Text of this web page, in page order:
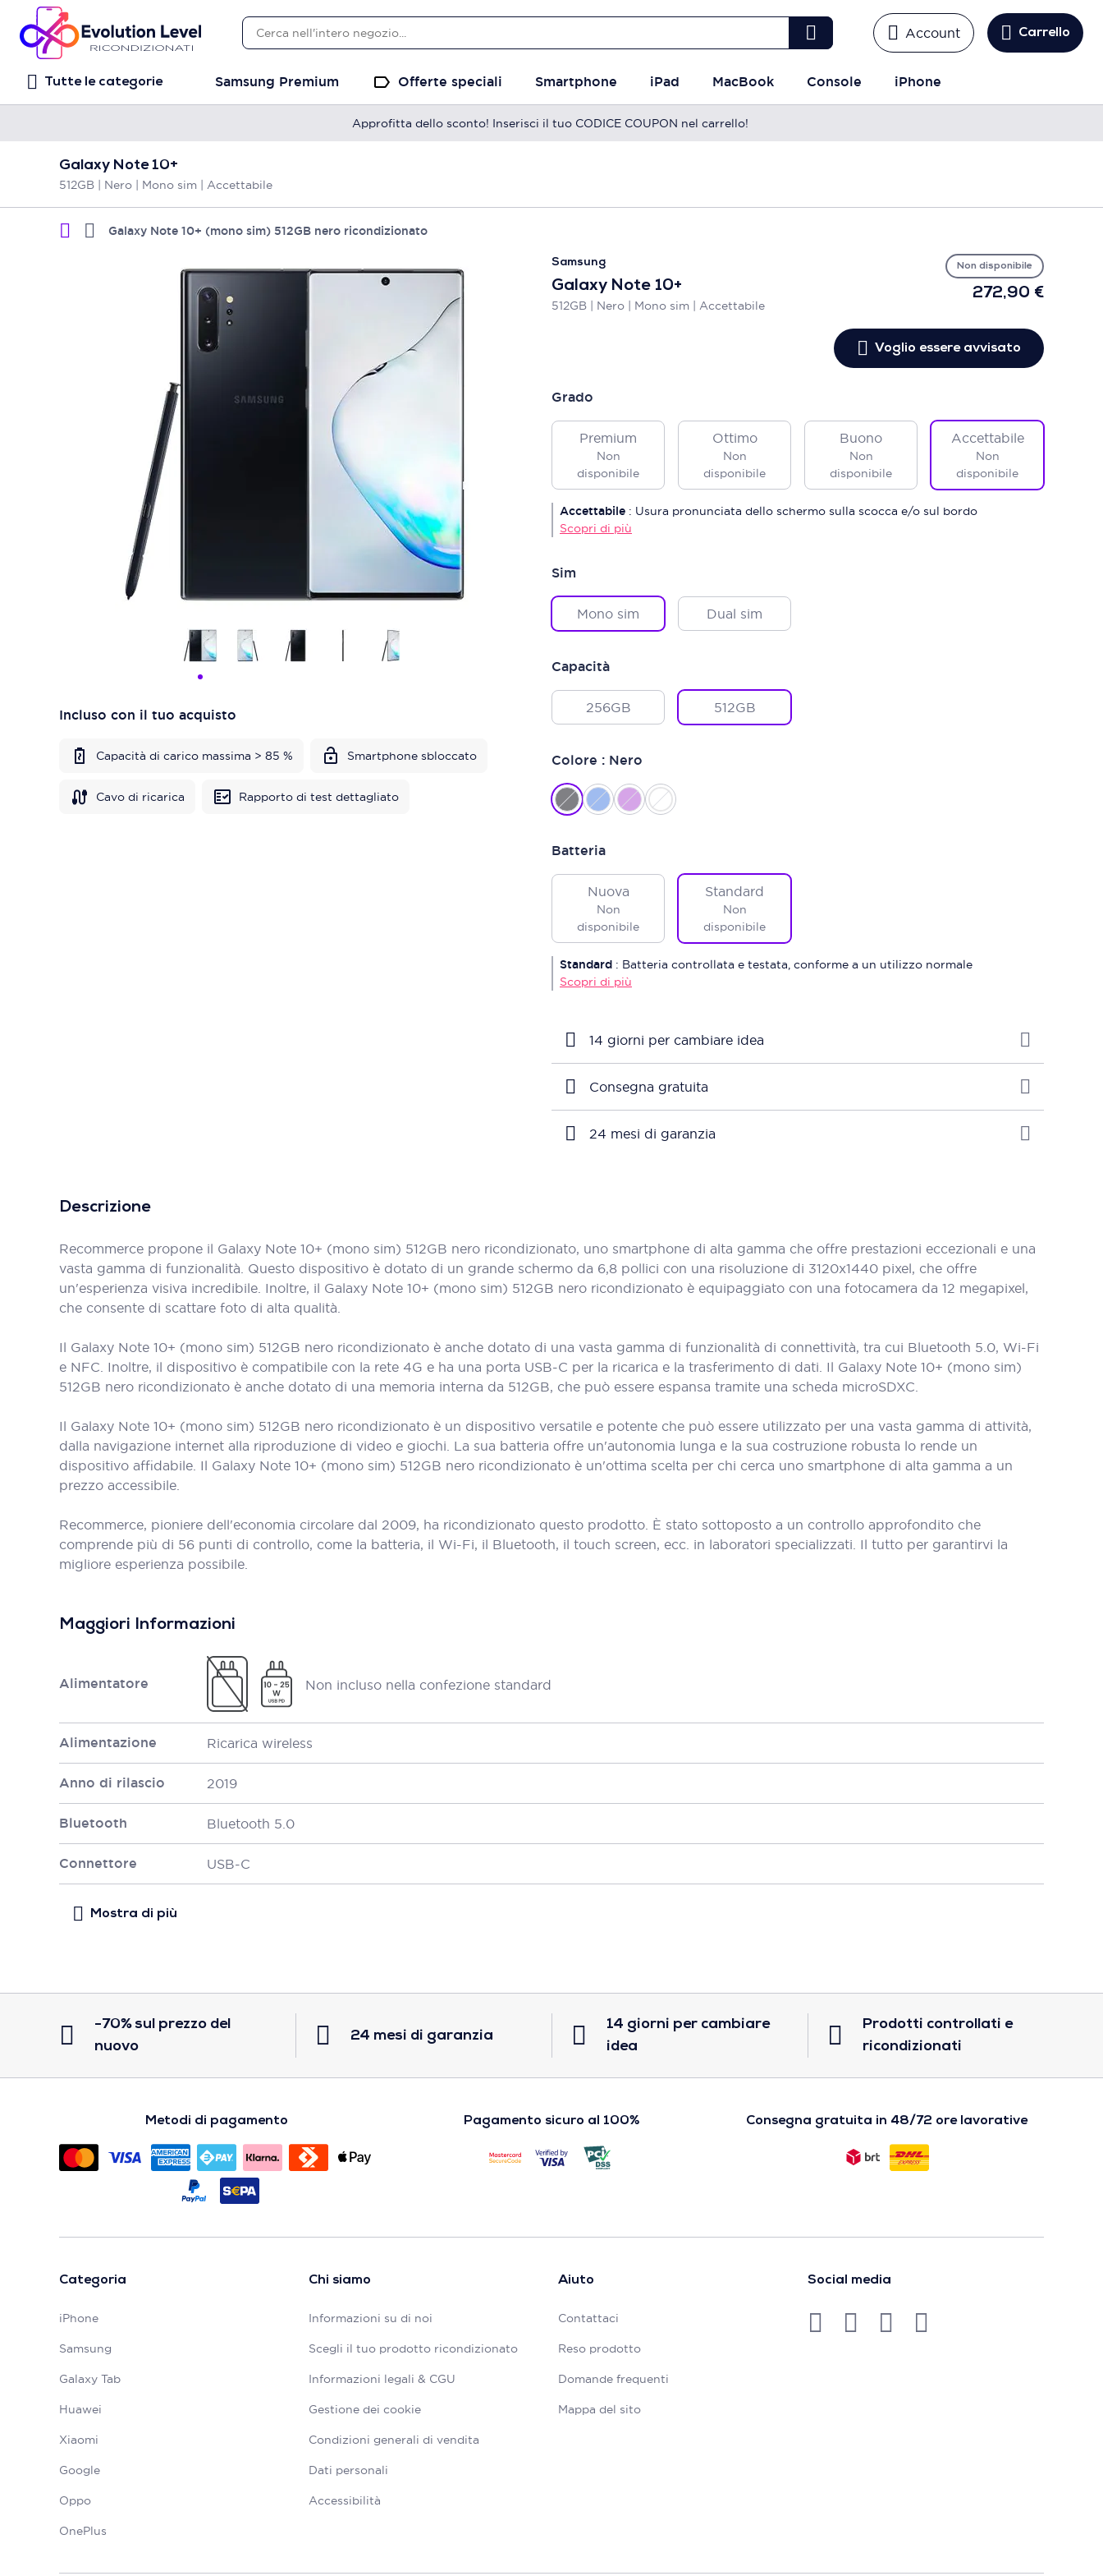
Account Carrello
Tutte le categorie Samsung Premium Offerte speciali Smartphone iPad MacBook Console iPhone
Approfitta dello sconto! Inserisci il tuo CODICE COUPON nel carrello!
Galaxy Note 10+
512GB | Nero | Mono sim | Accettabile
Galaxy Note 10+ (mono sim) 512GB nero ricondizionato
Samsung
Galaxy Note 10+
512GB | Nero | Mono sim | Accettabile
Non disponibile
Incluso con il tuo acquisto
Capacità di carico massima > 85 % Smartphone sbloccato
Cavo di ricarica Rapporto di test dettagliato
272,90 €
Voglio essere avvisato
Grado
Premium
Non
disponibile
Ottimo
Non
disponibile
Buono
Non
disponibile
Accettabile
Non
disponibile
Accettabile : Usura pronunciata dello schermo sulla scocca e/o sul bordo
Scopri di più
Sim
Mono sim Dual sim
Capacità
256GB 512GB
Colore : Nero
Batteria
Nuova
Non
disponibile
Standard
Non
disponibile
Standard : Batteria controllata e testata, conforme a un utilizzo normale
Scopri di più
14 giorni per cambiare idea
Consegna gratuita
24 mesi di garanzia
Descrizione
Recommerce propone il Galaxy Note 10+ (mono sim) 512GB nero ricondizionato, uno smartphone di alta gamma che offre prestazioni eccezionali e una
vasta gamma di funzionalità. Questo dispositivo è dotato di un grande schermo da 6,8 pollici con una risoluzione di 3120x1440 pixel, che offre
un'esperienza visiva incredibile. Inoltre, il Galaxy Note 10+ (mono sim) 512GB nero ricondizionato è equipaggiato con una fotocamera da 12 megapixel,
che consente di scattare foto di alta qualità.
Il Galaxy Note 10+ (mono sim) 512GB nero ricondizionato è anche dotato di una vasta gamma di funzionalità di connettività, tra cui Bluetooth 5.0, Wi-Fi
e NFC. Inoltre, il dispositivo è compatibile con la rete 4G e ha una porta USB-C per la ricarica e la trasferimento di dati. Il Galaxy Note 10+ (mono sim)
512GB nero ricondizionato è anche dotato di una memoria interna da 512GB, che può essere espansa tramite una scheda microSDXC.
Il Galaxy Note 10+ (mono sim) 512GB nero ricondizionato è un dispositivo versatile e potente che può essere utilizzato per una vasta gamma di attività,
dalla navigazione internet alla riproduzione di video e giochi. La sua batteria offre un'autonomia lunga e la sua costruzione robusta lo rende un
dispositivo affidabile. Il Galaxy Note 10+ (mono sim) 512GB nero ricondizionato è un'ottima scelta per chi cerca uno smartphone di alta gamma a un
prezzo accessibile.
Recommerce, pioniere dell'economia circolare dal 2009, ha ricondizionato questo prodotto. È stato sottoposto a un controllo approfondito che
comprende più di 56 punti di controllo, come la batteria, il Wi-Fi, il Bluetooth, il touch screen, ecc. in laboratori specializzati. Il tutto per garantirvi la
migliore esperienza possibile.
Maggiori Informazioni
Alimentatore Non incluso nella confezione standard
Alimentazione Ricarica wireless
Anno di rilascio 2019
Bluetooth Bluetooth 5.0
Connettore USB-C
-70% sul prezzo del
nuovo
24 mesi di garanzia
14 giorni per cambiare
idea
Prodotti controllati e
ricondizionati
Metodi di pagamento Pagamento sicuro al 100% Consegna gratuita in 48/72 ore lavorative
Categoria
iPhone
Samsung
Galaxy Tab
Huawei
Xiaomi
Google
Oppo
OnePlus
Chi siamo
Informazioni su di noi
Scegli il tuo prodotto ricondizionato
Informazioni legali & CGU
Gestione dei cookie
Condizioni generali di vendita
Dati personali
Accessibilità
Aiuto
Contattaci
Reso prodotto
Domande frequenti
Mappa del sito
Social media